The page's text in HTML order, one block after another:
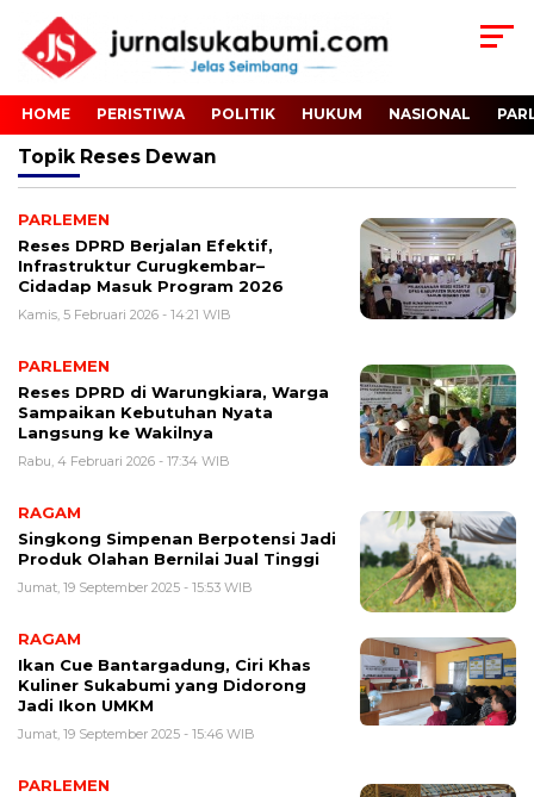
HOME PERISTIWA POLITIK HUKUM NASIONAL
Topik Reses Dewan
PARLEMEN
Reses DPRD Berjalan Efektif,
Infrastruktur Curugkembar–
Cidadap Masuk Program 2026
Kamis, 5 Februari 2026 - 14:21 WIB
PARLEMEN
Reses DPRD di Warungkiara, Warga
Sampaikan Kebutuhan Nyata
Langsung ke Wakilnya
Rabu, 4 Februari 2026 - 17:34 WIB
RAGAM
Singkong Simpenan Berpotensi Jadi
Produk Olahan Bernilai Jual Tinggi
Jumat, 19 September 2025 - 15:53 WIB
RAGAM
Ikan Cue Bantargadung, Ciri Khas
Kuliner Sukabumi yang Didorong
Jadi Ikon UMKM
Jumat, 19 September 2025 - 15:46 WIB
PARLEMEN